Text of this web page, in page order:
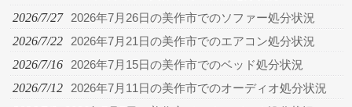
2026/7/27 2026年7月26日の美作市でのソファー処分状況
2026/7/22 2026年7月21日の美作市でのエアコン処分状況
2026/7/16 2026年7月15日の美作市でのベッド処分状況
2026/7/12 2026年7月11日の美作市でのオーディオ処分状況